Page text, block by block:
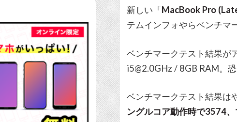
新しい「MacBook Pro
テムインフォやらベンチマ
ベンチマークテスト結果が
i5@2.0GHz / 8GB RAM。
ベンチマークテスト結果は
ングルコア動作時で3574